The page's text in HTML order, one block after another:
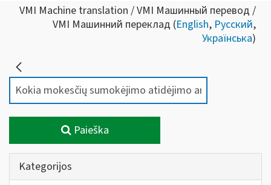
VMI Machine translation / VMI Машинный перевод /
VMI Машинний переклад (English, Русский,
Українська)
Paieška
Kategorijos